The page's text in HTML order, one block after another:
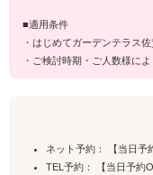
■適用条件
・はじめてガーデンテラス
・ご検討時期・ご人数様に
ネット予約： 【当日予
TEL予約： 【当日予約